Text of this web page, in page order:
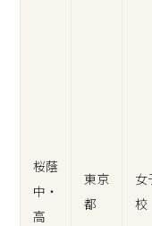
桜蔭
中・
高
東京
都
女
校